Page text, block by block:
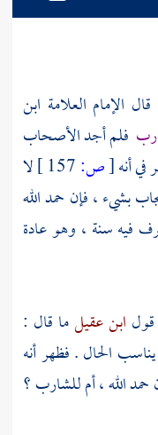
الإمام العلامة ابن
فلم أجد الأصحاب
أنه[ص:
لا
بشيء ، فإن حمد الله
فيه سنة ، وهو عادة
ابن عقيلما قال :
الحال . فظهر أنه
الله ، أم للشارب ؟